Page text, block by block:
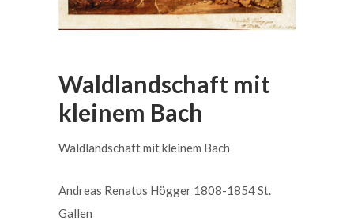
Waldlandschaft mit
kleinem Bach
Waldlandschaft mit kleinem Bach
Andreas Renatus Högger 1808-1854 St.
Gallen